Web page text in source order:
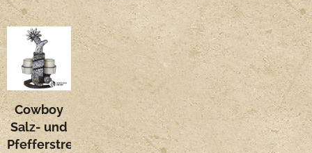
Cowboy
Salz- und
Pfefferstreuer